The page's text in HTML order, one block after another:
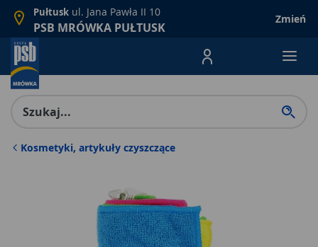
Pułtusk ul. Jana Pawła II 10
PSB MRÓWKA PUŁTUSK
Zmień
Menu Produktów,
Kosmetyki, artykuły czyszczące